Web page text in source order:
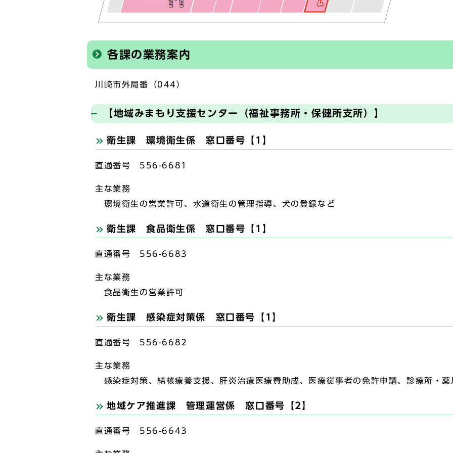
各課の業務案内
川崎市外局番（044）
【地域みまもり支援センター（福祉事務所・保健所支所）】
衛生課 環境衛生係 窓口番号【1】
直通番号 556-6681
主な業務
環境衛生の営業許可、水道衛生の管理指導、犬の登録など
衛生課 食品衛生係 窓口番号【1】
直通番号 556-6683
主な業務
食品衛生の営業許可
衛生課 感染症対策係 窓口番号【1】
直通番号 556-6682
主な業務
感染症対策、結核療養支援、肝炎治療医療費助成、医療従事者の免許申請、診療所・薬
地域ケア推進課 管理運営係 窓口番号【2】
直通番号 556-6643